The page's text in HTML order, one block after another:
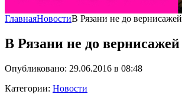
ГлавнаяНовостиВ Рязани не до вернисажей
В Рязани не до вернисажей
Опубликовано: 29.06.2016 в 08:48
Категории: Новости